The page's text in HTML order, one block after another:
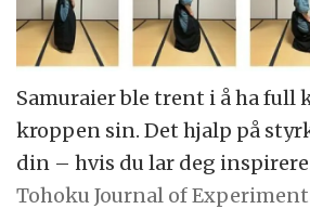
Samuraier ble trent i å ha full
kroppen sin. Det hjalp på
din – hvis du lar deg
Tohoku Journal of